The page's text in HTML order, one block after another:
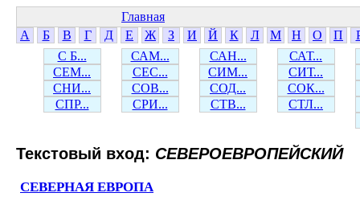
Главная
А
Б В Г Д Е Ж З И Й К Л М Н О П
С Б...
САМ... САН...
САТ...
СЕМ...
СЕС... СИМ...
СИТ...
СНИ...
СОВ... СОД...
СОК...
СПР...
СРИ... СТВ... СТЛ...
Текстовый вход: СЕВЕРОЕВРОПЕЙСКИЙ
СЕВЕРНАЯ ЕВРОПА